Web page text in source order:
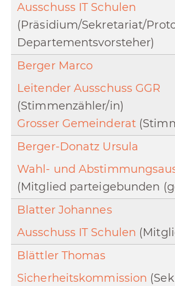
Ausschuss IT Schulen
(Präsidium/Sekretariat/
Departementsvorsteher)
Berger Marco
Leitender Ausschuss GGR
(Stimmenzähler/in)
Grosser Gemeinderat
Berger-Donatz Ursula
Wahl- und
(Mitglied parteigebunden
Blatter Johannes
Ausschuss IT Schulen
Blättler Thomas
Sicherheitskommission